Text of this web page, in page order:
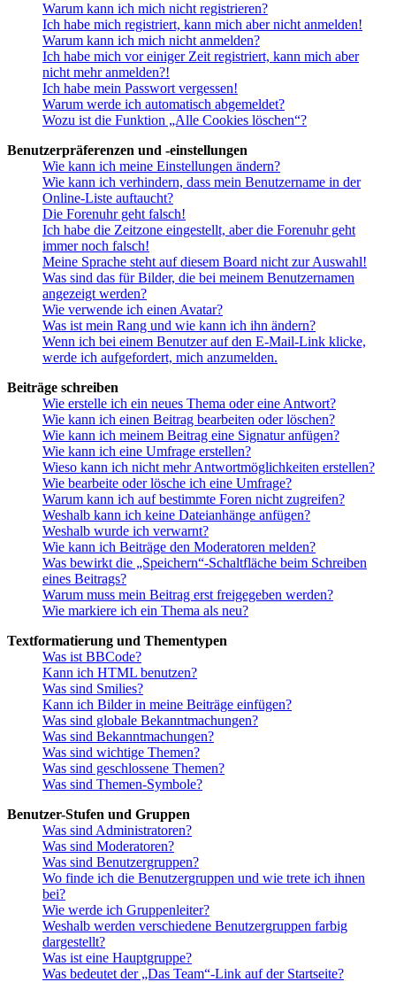
Warum kann ich mich nicht registrieren?
Ich habe mich registriert, kann mich aber nicht anmelden!
Warum kann ich mich nicht anmelden?
Ich habe mich vor einiger Zeit registriert, kann mich aber
nicht mehr anmelden?!
Ich habe mein Passwort vergessen!
Warum werde ich automatisch abgemeldet?
Wozu ist die Funktion „Alle Cookies löschen“?
Benutzerpräferenzen und -einstellungen
Wie kann ich meine Einstellungen ändern?
Wie kann ich verhindern, dass mein Benutzername in der
Online-Liste auftaucht?
Die Forenuhr geht falsch!
Ich habe die Zeitzone eingestellt, aber die Forenuhr geht
immer noch falsch!
Meine Sprache steht auf diesem Board nicht zur Auswahl!
Was sind das für Bilder, die bei meinem Benutzernamen
angezeigt werden?
Wie verwende ich einen Avatar?
Was ist mein Rang und wie kann ich ihn ändern?
Wenn ich bei einem Benutzer auf den E-Mail-Link klicke,
werde ich aufgefordert, mich anzumelden.
Beiträge schreiben
Wie erstelle ich ein neues Thema oder eine Antwort?
Wie kann ich einen Beitrag bearbeiten oder löschen?
Wie kann ich meinem Beitrag eine Signatur anfügen?
Wie kann ich eine Umfrage erstellen?
Wieso kann ich nicht mehr Antwortmöglichkeiten erstellen?
Wie bearbeite oder lösche ich eine Umfrage?
Warum kann ich auf bestimmte Foren nicht zugreifen?
Weshalb kann ich keine Dateianhänge anfügen?
Weshalb wurde ich verwarnt?
Wie kann ich Beiträge den Moderatoren melden?
Was bewirkt die „Speichern“-Schaltfläche beim Schreiben
eines Beitrags?
Warum muss mein Beitrag erst freigegeben werden?
Wie markiere ich ein Thema als neu?
Textformatierung und Thementypen
Was ist BBCode?
Kann ich HTML benutzen?
Was sind Smilies?
Kann ich Bilder in meine Beiträge einfügen?
Was sind globale Bekanntmachungen?
Was sind Bekanntmachungen?
Was sind wichtige Themen?
Was sind geschlossene Themen?
Was sind Themen-Symbole?
Benutzer-Stufen und Gruppen
Was sind Administratoren?
Was sind Moderatoren?
Was sind Benutzergruppen?
Wo finde ich die Benutzergruppen und wie trete ich ihnen
bei?
Wie werde ich Gruppenleiter?
Weshalb werden verschiedene Benutzergruppen farbig
dargestellt?
Was ist eine Hauptgruppe?
Was bedeutet der „Das Team“-Link auf der Startseite?